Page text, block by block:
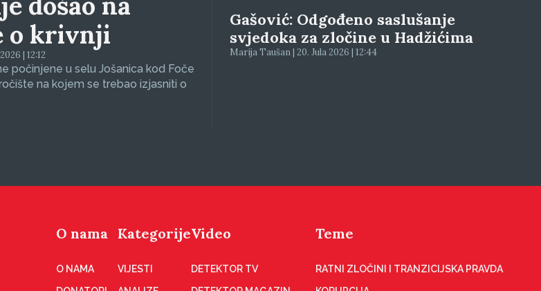
o krivnji
| 12:12
počinjene u selu Jošanica kod Foče
na kojem se trebao izjasniti o
Gašović: Odgođeno saslušanje
svjedoka za zločine u Hadžićima
Marija Taušan | 20. Jula 2026 | 12:44
O nama
O NAMA
Kategorije
VIJESTI
Video
DETEKTOR TV
Teme
RATNI ZLOČINI I TRANZICIJSKA PRAVDA